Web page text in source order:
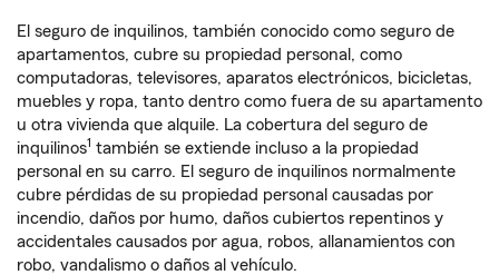
El seguro de inquilinos, también conocido como seguro de
apartamentos, cubre su propiedad personal, como
computadoras, televisores, aparatos electrónicos, bicicletas,
muebles y ropa, tanto dentro como fuera de su apartamento
u otra vivienda que alquile. La cobertura del seguro de
inquilinos1 también se extiende incluso a la propiedad
personal en su carro. El seguro de inquilinos normalmente
cubre pérdidas de su propiedad personal causadas por
incendio, daños por humo, daños cubiertos repentinos y
accidentales causados por agua, robos, allanamientos con
robo, vandalismo o daños al vehículo.